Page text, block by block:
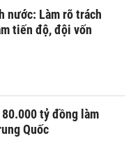
nước: Làm rõ trách
tiến độ, đội vốn
tỷ đồng làm
Quốc